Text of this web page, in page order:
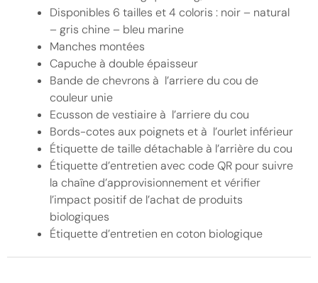
Disponibles 6 tailles et 4 coloris : noir – natural
– gris chine – bleu marine
Manches montées
Capuche à double épaisseur
Bande de chevrons à l’arriere du cou de
couleur unie
Ecusson de vestiaire à l’arriere du cou
Bords-cotes aux poignets et à l’ourlet inférieur
Étiquette de taille détachable à l’arrière du cou
Étiquette d’entretien avec code QR pour suivre
la chaîne d’approvisionnement et vérifier
l’impact positif de l’achat de produits
biologiques
Étiquette d’entretien en coton biologique